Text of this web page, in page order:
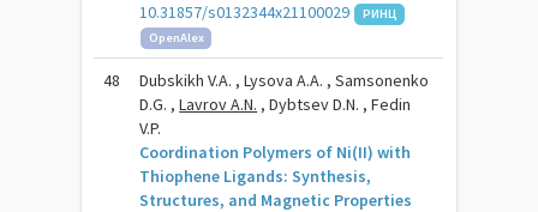
10.31857/s0132344x21100029
РИНЦ
OpenAlex
48
Dubskikh V.A. , Lysova A.A. , Samsonenko
D.G. ,Lavrov A.N. , Dybtsev D.N. , Fedin
V.P.
Coordination Polymers of Ni(II) with
Thiophene Ligands: Synthesis,
Structures, and Magnetic Properties